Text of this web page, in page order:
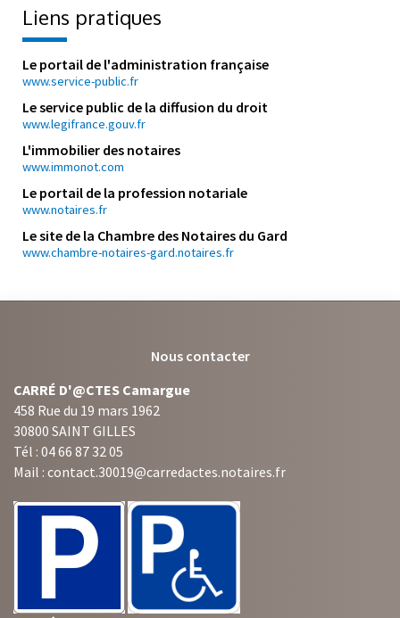
Liens pratiques
Le portail de l'administration française
www.service-public.fr
Le service public de la diffusion du droit
www.legifrance.gouv.fr
L'immobilier des notaires
www.immonot.com
Le portail de la profession notariale
www.notaires.fr
Le site de la Chambre des Notaires du Gard
www.chambre-notaires-gard.notaires.fr
Nous contacter
CARRÉ D'@CTES Camargue
458 Rue du 19 mars 1962
30800 SAINT GILLES
Tél : 04 66 87 32 05
Mail : contact.30019@carredactes.notaires.fr